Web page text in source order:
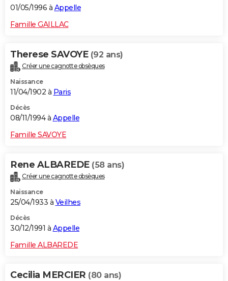
01/05/1996 à Appelle
Famille GAILLAC
Therese SAVOYE (92 ans)
Créer une cagnotte obsèques
Naissance
11/04/1902 à Paris
Décès
08/11/1994 à Appelle
Famille SAVOYE
Rene ALBAREDE (58 ans)
Créer une cagnotte obsèques
Naissance
25/04/1933 à Veilhes
Décès
30/12/1991 à Appelle
Famille ALBAREDE
Cecilia MERCIER (80 ans)